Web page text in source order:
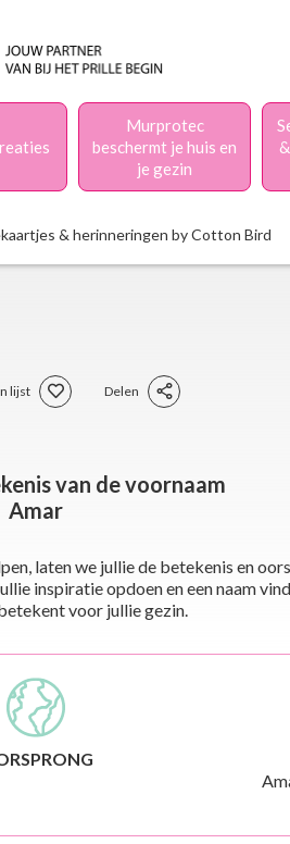
Murprotec
beschermt je huis en
je gezin
& herinneringen by Cotton Bird
lijst Delen
van de voornaam
Amar
laten we jullie de betekenis en
inspiratie opdoen en een naam
voor jullie gezin.